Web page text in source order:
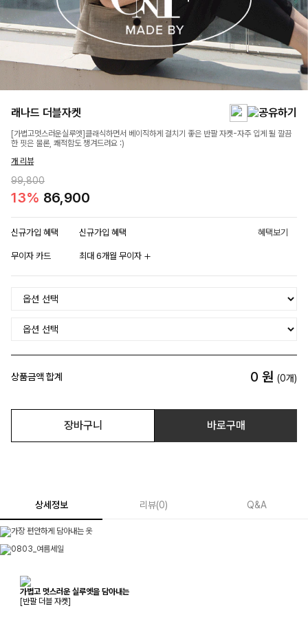
래나드 더블자켓
[가볍고멋스러운실루엣]클래식하면서 베이직하게 걸치기 좋은 반팔 자켓-자주 입게 될 깔끔
한 핏은 물론, 쾌적함도 챙겨드려요 :)
개 리뷰
99,800
13% 86,900
신규가입 혜택 신규가입 혜택 혜택보기
무이자 카드 최대 6개월 무이자
상품금액 합계 0 원 (0개)
장바구니 바로구매
상세정보 리뷰(0) Q&A
가볍고 멋스러운 실루엣을 담아내는
[반팔 더블 자켓]